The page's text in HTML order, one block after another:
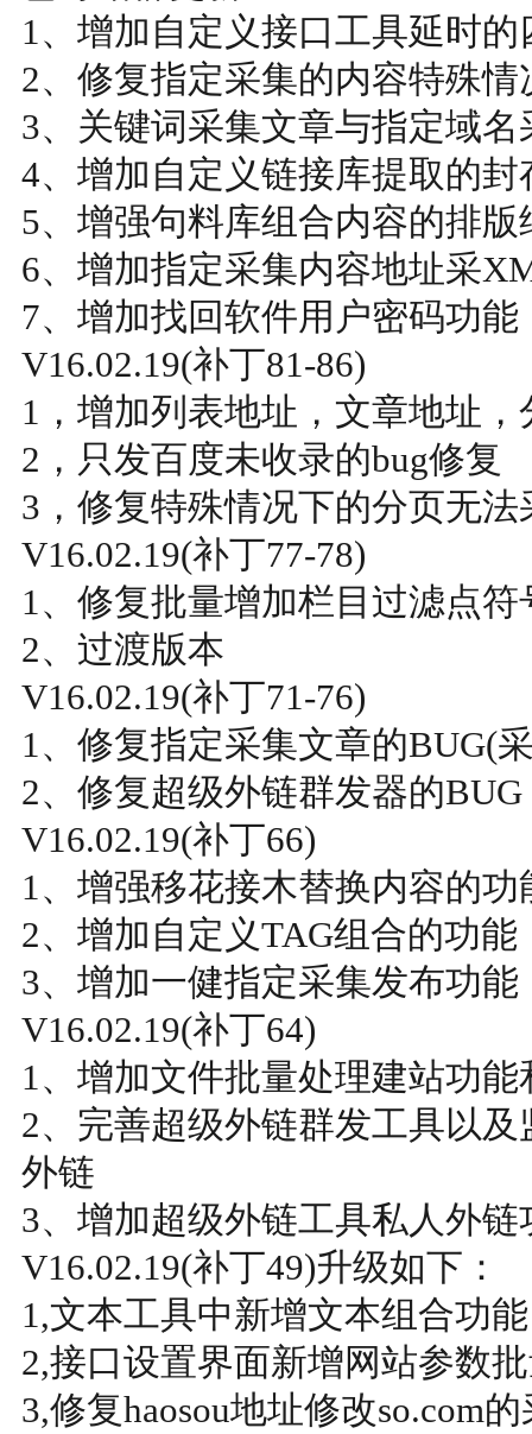
1、增加自定义接口工具延时
2、修复指定采集的内容特殊情
3、关键词采集文章与指定域
4、增加自定义链接库提取的封
5、增强句料库组合内容的排版
6、增加指定采集内容地址采
7、增加找回软件用户密码功能
V16.02.19(补丁81-86)
1，增加列表地址，文章地址
2，只发百度未收录的bug修复
3，修复特殊情况下的分页无法
V16.02.19(补丁77-78)
1、修复批量增加栏目过滤点符
2、过渡版本
V16.02.19(补丁71-76)
1、修复指定采集文章的BUG(
2、修复超级外链群发器的BUG
V16.02.19(补丁66)
1、增强移花接木替换内容的功
2、增加自定义TAG组合的功能
3、增加一健指定采集发布功能
V16.02.19(补丁64)
1、增加文件批量处理建站功
2、完善超级外链群发工具以
外链
3、增加超级外链工具私人外链
V16.02.19(补丁49)升级如下：
1,文本工具中新增文本组合功能
2,接口设置界面新增网站参数
3,修复haosou地址修改so.com